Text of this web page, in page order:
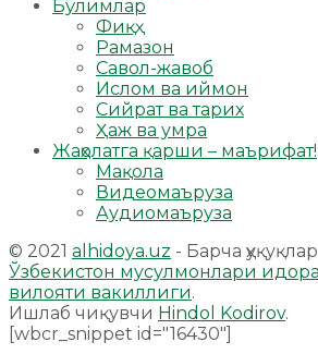
Бўлимлар
Фиқҳ
Рамазон
Савол-жавоб
Ислом ва иймон
Сийрат ва тарих
Ҳаж ва умра
Жаҳолатга қарши – маърифат!
Мақола
Видеомаъруза
Аудиомаъруза
© 2021 alhidoya.uz - Барча
Ўзбекистон мусулмонлари
вилояти вакиллиги.
Ишлаб чиқувчи Hindol Kodirov.
[wbcr_snippet id="16430"]